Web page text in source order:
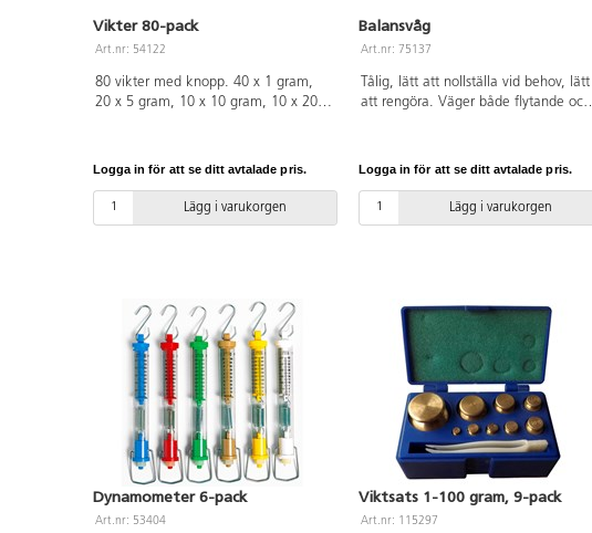
Vikter 80-pack
Art.nr: 54122
80 vikter med knopp. 40 x 1 gram,
20 x 5 gram, 10 x 10 gram, 10 x 20
Logga in för att se ditt avtalade pris.
Lägg i varukorgen
Balansvåg
Art.nr: 75137
Tålig, lätt att nollställa vid behov, lätt
att rengöra. Väger både flytande och
år.
Logga in för att se ditt avtalade pris.
Lägg i varukorgen
Dynamometer 6-pack
Art.nr: 53404
Viktsats 1-100 gram, 9-pack
Art.nr: 115297